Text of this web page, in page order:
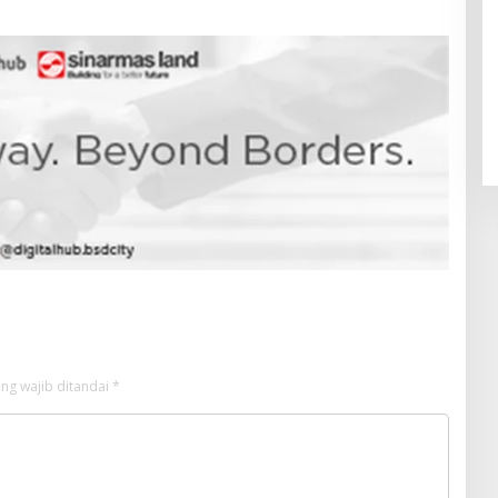
wajib ditandai *
Pendaftaran Istana Dibuka,